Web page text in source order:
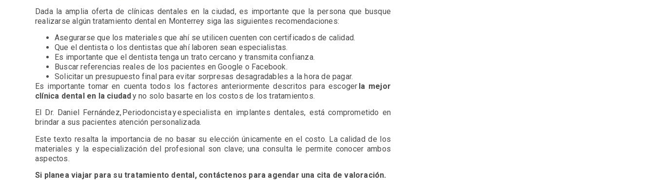
Dada la amplia oferta de clínicas dentales en la ciudad, es importante que la persona que busque
realizarse algún tratamiento dental en Monterrey siga las siguientes recomendaciones:
Asegurarse que los materiales que ahí se utilicen cuenten con certificados de calidad.
Que el dentista o los dentistas que ahí laboren sean especialistas.
Es importante que el dentista tenga un trato cercano y transmita confianza.
Buscar referencias reales de los pacientes en Google o Facebook.
Solicitar un presupuesto final para evitar sorpresas desagradables a la hora de pagar.
Es importante tomar en cuenta todos los factores anteriormente descritos para escoger la mejor
clínica dental en la ciudady no solo basarte en los costos de los tratamientos.
El Dr. Daniel Fernández, Periodoncista y especialista en implantes dentales, está comprometido en
brindar a sus pacientes atención personalizada.
Este texto resalta la importancia de no basar su elección únicamente en el costo. La calidad de los
materiales y la especialización del profesional son clave; una consulta le permite conocer ambos
aspectos.
Si planea viajar para su tratamiento dental, contáctenos para agendar una cita de valoración.